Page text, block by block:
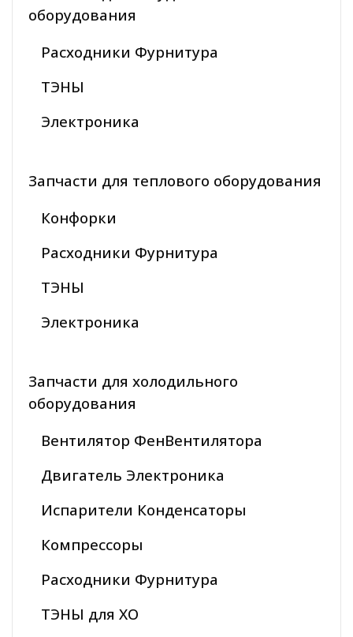
оборудования
Расходники Фурнитура
ТЭНЫ
Электроника
Запчасти для теплового оборудования
Конфорки
Расходники Фурнитура
ТЭНЫ
Электроника
Запчасти для холодильного
оборудования
Вентилятор ФенВентилятора
Двигатель Электроника
Испарители Конденсаторы
Компрессоры
Расходники Фурнитура
ТЭНЫ для ХО